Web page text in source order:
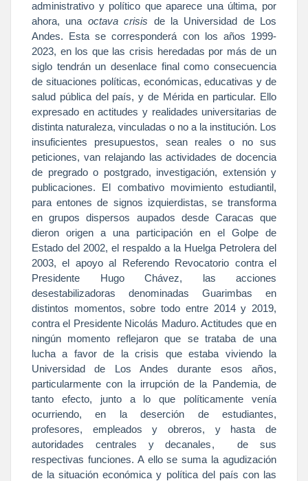
administrativo y político que aparece una última, por
ahora, una octava crisis de la Universidad
de Los
Andes. Esta se corresponderá con los años 1999-
2023, en los que las crisis heredadas por más de un
siglo tendrán un desenlace final como consecuencia
de situaciones políticas, económicas, educativas y de
salud pública del país, y de Mérida en particular. Ello
expresado en actitudes y realidades universitarias de
distinta naturaleza, vinculadas o no a la institución. Los
insuficientes presupuestos, sean reales o no sus
peticiones, van relajando las actividades de docencia
de pregrado o postgrado, investigación, extensión y
publicaciones. El combativo movimiento estudiantil,
para entones de signos izquierdistas, se transforma
en grupos dispersos aupados desde Caracas que
dieron origen a una participación en el Golpe de
Estado del 2002, el respaldo a la Huelga Petrolera del
2003, el apoyo al Referendo Revocatorio contra el
Presidente Hugo Chávez, las acciones
desestabilizadoras denominadas Guarimbas en
distintos momentos, sobre todo entre 2014 y 2019,
contra el Presidente Nicolás Maduro. Actitudes que en
ningún momento reflejaron que se trataba de una
lucha a favor de la crisis que estaba viviendo
la
Universidad
de Los Andes durante esos años,
particularmente con la irrupción de
la Pandemia, de
tanto efecto, junto a lo que políticamente venía
ocurriendo, en la deserción de estudiantes,
profesores, empleados y obreros, y hasta de
autoridades centrales y decanales, de sus
respectivas funciones. A ello se suma la agudización
de la situación económica y política del país con las